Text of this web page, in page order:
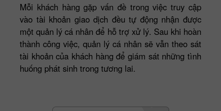
Mỗi khách hàng gặp vấn đề trong việc truy cập
vào tài khoản giao dịch đều tự động nhận được
một quản lý cá nhân để hỗ trợ xử lý. Sau khi hoàn
thành công việc, quản lý cá nhân sẽ vẫn theo sát
tài khoản của khách hàng để giám sát những tình
huống phát sinh trong tương lai.